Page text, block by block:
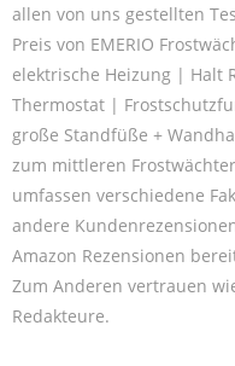
allen von uns gestellten
Preis von EMERIO
elektrische Heizung | Halt
Thermostat |
große Standfüße +
zum mittleren
umfassen verschiedene
andere
Amazon Rezensionen
Zum Anderen vertrauen
Redakteure.